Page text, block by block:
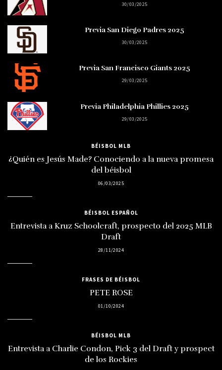
30/03/2025
Previa San Diego Padres 2025
30/03/2025
Previa San Francisco Giants 2025
29/03/2025
Previa Philadelphia Phillies 2025
29/03/2025
BÉISBOL MLB
¿Quién es Jesús Made? Conociendo a la nueva promesa
del béisbol
06/03/2025
BÉISBOL ESPAÑOL
Entrevista a Kruz Schoolcraft, prospecto del 2025 MLB
Draft
28/11/2024
FRASES DE BÉISBOL
PETE ROSE
01/10/2024
BÉISBOL MLB
Entrevista a Charlie Condon, Pick 3 del Draft y prospect
de los Rockies